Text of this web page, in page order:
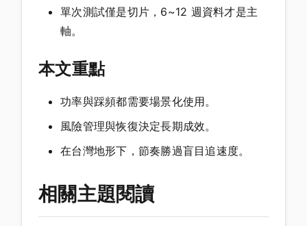
單次測試僅是切片，6~12 週資料才是主
軸。
本文重點
功率與踩頻都需要場景化使用。
風險管理與恢復決定長期成效。
在台灣地形下，節奏勝過盲目追速度。
相關主題閱讀